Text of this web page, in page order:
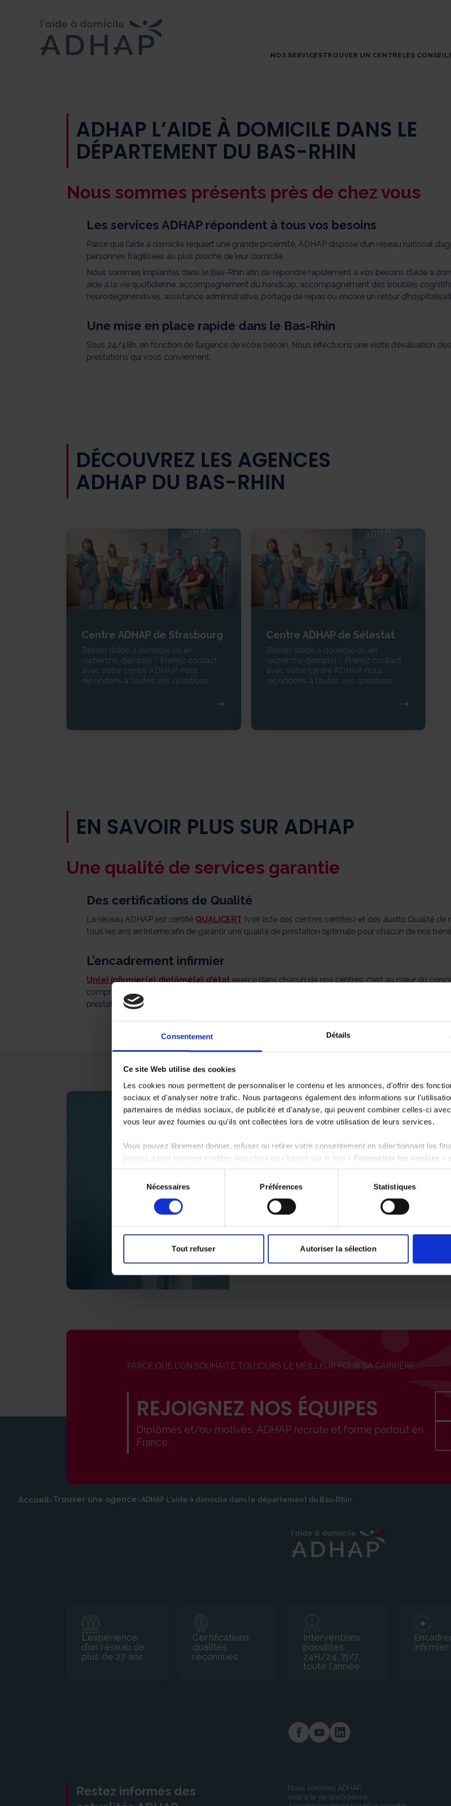
Consentement Détails
Ce site Web utilise des cookies
Les cookies nous permettent de personnaliser le contenu et les annonces, d'offrir des
sociaux et d'analyser notre trafic. Nous partageons également des informations sur
partenaires de médias sociaux, de publicité et d'analyse, qui peuvent combiner celles-ci
vous leur avez fournies ou qu'ils ont collectées lors de votre utilisation de leurs services.
Vous pouvez librement donner, refuser ou retirer votre consentement en sélectionnant les
pouvez à tout moment modifier vos choix en cliquant sur le lien « Paramétrer les cookies »
consentement
Nécessaires Préférences Statistiques
Tout refuser Autoriser la sélection
NOS SERVICESTROUVER UN CENTRELES
ADHAP L’AIDE À DOMICILE DANS LE
DÉPARTEMENT DU BAS-RHIN
Nous sommes présents près de chez vous
Les services ADHAP répondent à tous vos besoins
Parce que l’aide à domicile requiert une grande proximité, ADHAP dispose d’un réseau national
personnes fragilisées au plus proche de leur domicile.
Nous sommes implantés dans le Bas-Rhin afin de répondre rapidement à vos besoins d’aide à
aide à la vie quotidienne, accompagnement du handicap, accompagnement des troubles
neurodégénératives, assistance administrative, portage de repas ou encore un retour
Une mise en place rapide dans le Bas-Rhin
Sous 24/48h, en fonction de l’urgence de votre besoin, Nous effectuons une visite d’évaluation
prestations qui vous conviennent.
DÉCOUVREZ LES AGENCES
ADHAP DU BAS-RHIN
Centre ADHAP de Strasbourg
Besoin d’aide à domicile ou en
recherche d’emploi ? Prenez contact
avec votre centre ADHAP, nous
répondons à toutes vos questions.
Centre ADHAP de Sélestat
Besoin d’aide à domicile ou en
recherche d’emploi ? Prenez contact
avec votre centre ADHAP, nous
répondons à toutes vos questions.
EN SAVOIR PLUS SUR ADHAP
Une qualité de services garantie
Des certifications de Qualité
Le réseau ADHAP est certifié QUALICERT (voir liste des centres certifiés) et des audits Qualité de
tous les ans en interne afin de garantir une qualité de prestation optimale pour chacun de nos
L’encadrement infirmier
Un(e) infirmier(e) diplômé(e) d’étatexerce dans chacun de nos centres: c’est au cœur du
comprennent l’évaluation de vos besoins, la formation continue de nos intervenants dans le cadre
prestataire ainsi que le contrôle de la qualité des prestations.
PARCE QUE L’ON SOUHAITE TOUJOURS LE
VOUS SOUHAITEZ
EN SAVOIR PLUS
SUR ADHAP ?
Nous répondons à toutes vos
questions
PARCE QUE L'ON SOUHAITE TOUJOURS LE MEILLEUR POUR SA CARRIÈRE
REJOIGNEZ NOS ÉQUIPES
Diplômés et/ou motivés, ADHAP recrute et forme partout en
France
Accueil>Trouver une agence>ADHAP L’aide à domicile dans le département du Bas-Rhin
L’expérience
d’un réseau de
plus de 27 ans
Certifications
qualités
reconnues
Interventions
possibles
24H/24, 7j/7,
toute l’année
infirmier
Restez informés des
Nous sommes ADHAP
Aide à la vie quotidienne